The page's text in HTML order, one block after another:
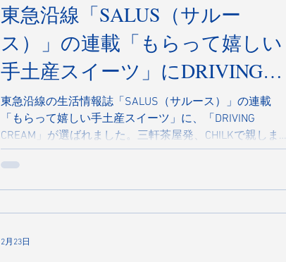
東急沿線「SALUS（サルー
ス）」の連載「もらって嬉しい
手土産スイーツ」にDRIVING
CREAMが選ばれました！
東急沿線の生活情報誌「SALUS（サルース）」の連載
「もらって嬉しい手土産スイーツ」に、「DRIVING
CREAM」が選ばれました。三軒茶屋発、CHILKで親しまれ
てきたcafe The SUN LIVES HEREが手がけるシュークリー
ム専門店です。 コンセプトは「ワクワクを加速させ
る」。 底をパイで包みナッツ入りクッキーをまとわせた
産クリームチーズを使った濃厚チーズ。 注文後に絞るフ
2月23日